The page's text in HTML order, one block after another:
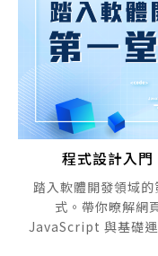
程式設計入
踏入軟體開發領域
式。帶你暸解網
JavaScript 與基礎運